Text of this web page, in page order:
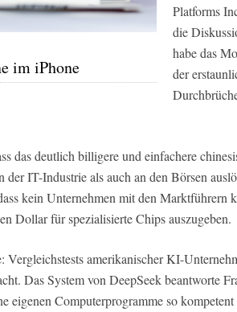
im iPhone
Platforms
die
habe das
der
das deutlich billigere und einfachere
der IT-Industrie als auch an den Börsen
kein Unternehmen mit den Marktführern
Dollar für spezialisierte Chips auszugeben.
Vergleichstests amerikanischer KI-
Das System von DeepSeek beantworte
eigenen Computerprogramme so